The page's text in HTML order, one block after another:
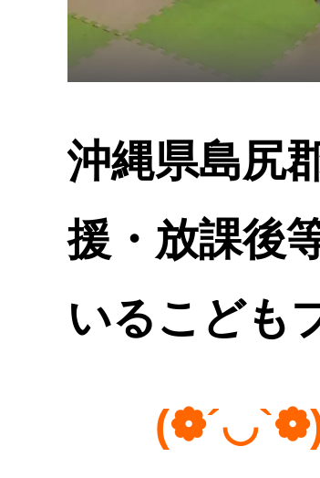
沖縄県島尻
援・放課後
いるこども